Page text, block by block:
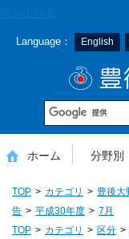
Language： English
ホーム 分野別
TOP カテゴリ 豊後大
告
平成30年度
7月
TOP
カテゴリ 区分